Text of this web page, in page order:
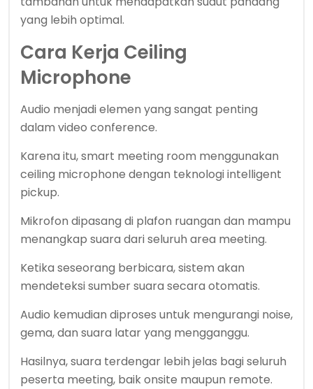
yang lebih optimal.
Cara Kerja Ceiling
Microphone
Audio menjadi elemen yang sangat penting
dalam video conference.
Karena itu, smart meeting room menggunakan
ceiling microphone dengan teknologi intelligent
pickup.
Mikrofon dipasang di plafon ruangan dan mampu
menangkap suara dari seluruh area meeting.
Ketika seseorang berbicara, sistem akan
mendeteksi sumber suara secara otomatis.
Audio kemudian diproses untuk mengurangi noise,
gema, dan suara latar yang mengganggu.
Hasilnya, suara terdengar lebih jelas bagi seluruh
peserta meeting, baik onsite maupun remote.